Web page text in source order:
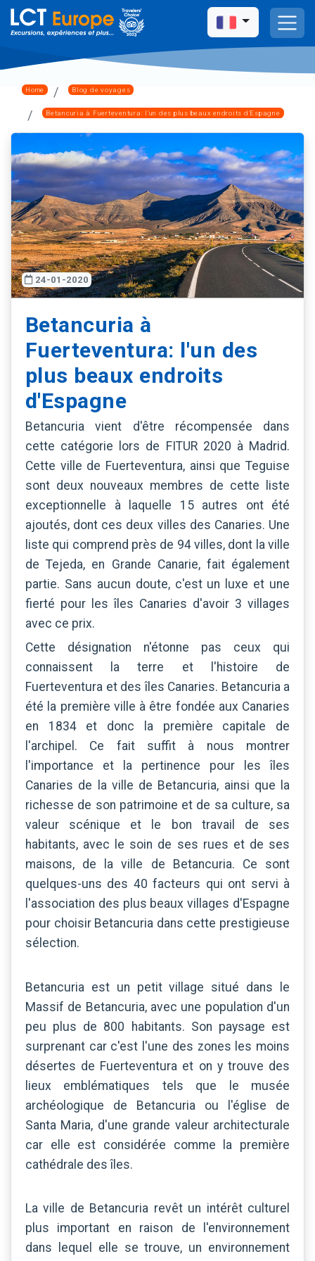
Home Blog de voyages
Betancuria à Fuerteventura: l'un des plus beaux endroits d'Espagne
24-01-2020
Betancuria à
Fuerteventura: l'un des
plus beaux endroits
d'Espagne
Betancuria vient d'être récompensée dans
cette catégorie lors de FITUR 2020 à Madrid.
Cette ville de Fuerteventura, ainsi que Teguise
sont deux nouveaux membres de cette liste
exceptionnelle à laquelle 15 autres ont été
ajoutés, dont ces deux villes des Canaries. Une
liste qui comprend près de 94 villes, dont la ville
de Tejeda, en Grande Canarie, fait également
partie. Sans aucun doute, c'est un luxe et une
fierté pour les îles Canaries d'avoir 3 villages
avec ce prix.
Cette désignation n'étonne pas ceux qui
connaissent la terre et l'histoire de
Fuerteventura et des îles Canaries. Betancuria a
été la première ville à être fondée aux Canaries
en 1834 et donc la première capitale de
l'archipel. Ce fait suffit à nous montrer
l'importance et la pertinence pour les îles
Canaries de la ville de Betancuria, ainsi que la
richesse de son patrimoine et de sa culture, sa
valeur scénique et le bon travail de ses
habitants, avec le soin de ses rues et de ses
maisons, de la ville de Betancuria. Ce sont
quelques-uns des 40 facteurs qui ont servi à
l'association des plus beaux villages d'Espagne
pour choisir Betancuria dans cette prestigieuse
sélection.
Betancuria est un petit village situé dans le
Massif de Betancuria, avec une population d'un
peu plus de 800 habitants. Son paysage est
surprenant car c'est l'une des zones les moins
désertes de Fuerteventura et on y trouve des
lieux emblématiques tels que le musée
archéologique de Betancuria ou l'église de
Santa Maria, d'une grande valeur architecturale
car elle est considérée comme la première
cathédrale des îles.
La ville de Betancuria revêt un intérêt culturel
plus important en raison de l'environnement
dans lequel elle se trouve, un environnement